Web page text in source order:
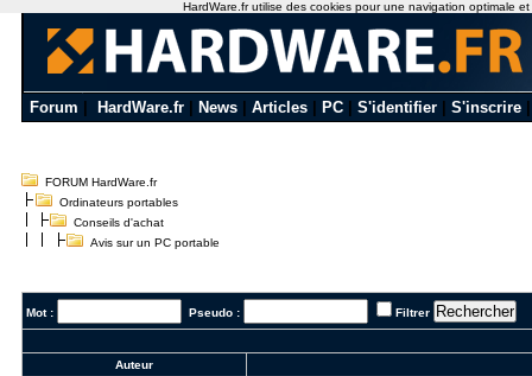
Forum HardWare.fr News Articles PC S'identifier S'inscrire
FORUM HardWare.fr
Ordinateurs portables
Conseils d'achat
Avis sur un PC portable
Mot : Pseudo : Filtrer
Auteur
HardWare.fr utilise des cookies pour une navigation optimale